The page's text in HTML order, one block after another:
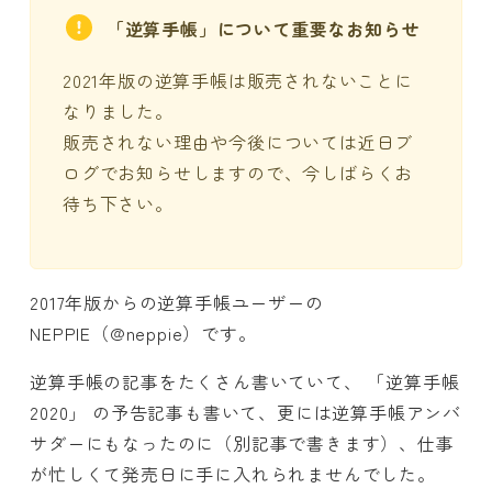
「逆算手帳」について重要なお知らせ
2021年版の逆算手帳は販売されないことに
なりました。
販売されない理由や今後については近日ブ
ログでお知らせしますので、今しばらくお
待ち下さい。
2017年版からの逆算手帳ユーザーの
NEPPIE（@neppie）です。
逆算手帳の記事をたくさん書いていて、 「逆算手帳
2020」 の予告記事も書いて、更には逆算手帳アンバ
サダーにもなったのに（別記事で書きます）、仕事
が忙しくて発売日に手に入れられませんでした。